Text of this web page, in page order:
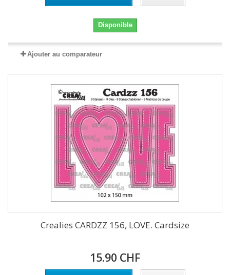
Disponible
Ajouter au comparateur
Crealies CARDZZ 156, LOVE. Cardsize
15.90 CHF